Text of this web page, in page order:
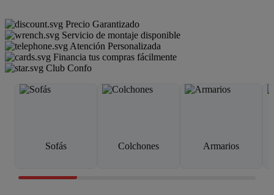
Precio Garantizado
Servicio de montaje disponible
Atención Personalizada
Financia tus compras fácilmente
Club Confo
Sofás Colchones Armarios